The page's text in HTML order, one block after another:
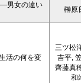
―男女の違い
榊原
活の何を変
三ツ松
吉平,
齊藤真
和